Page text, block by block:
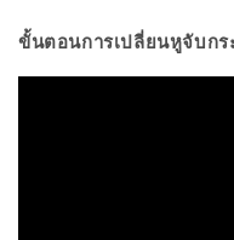
ขั้นตอนการเปลี่ยนหูจับกร